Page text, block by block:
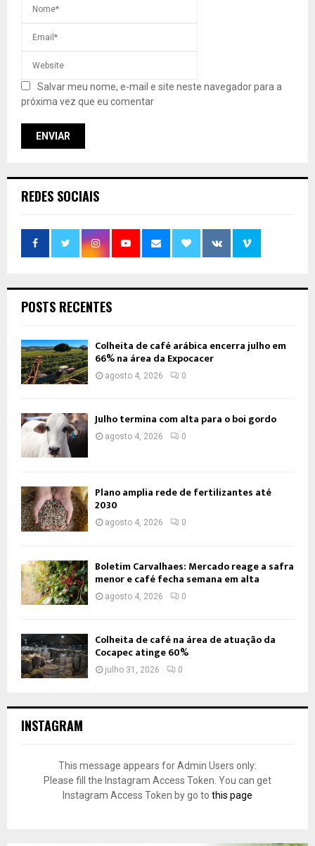
Salvar meu nome, e-mail e site neste navegador para a
próxima vez que eu comentar
REDES SOCIAIS
POSTS RECENTES
Colheita de café arábica encerra julho em
66% na área da Expocacer
agosto 4, 2026 0
Julho termina com alta para o boi gordo
agosto 4, 2026 0
Plano amplia rede de fertilizantes até
2030
agosto 4, 2026 0
Boletim Carvalhaes: Mercado reage a safra
menor e café fecha semana em alta
agosto 4, 2026 0
Colheita de café na área de atuação da
Cocapec atinge 60%
julho 31, 2026 0
INSTAGRAM
This message appears for Admin Users only:
Please fill the Instagram Access Token. You can get
Instagram Access Token by go to this page